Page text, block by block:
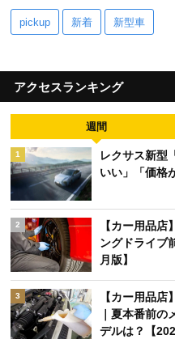
pickup 新着 新型車
アクセスランキング
週間
1
レクサス新型
いい」「価格
2
【カー用品
ングドライブ
月版】
3
【カー用品
｜夏本番前
デルは？【